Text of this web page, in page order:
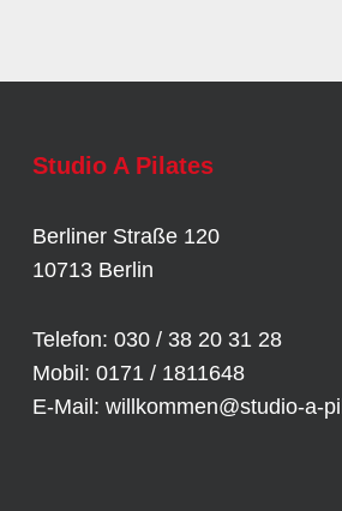
Studio A Pilates
Berliner Straße 120
10713 Berlin
Telefon: 030 / 38 20 31 28
Mobil: 0171 / 1811648
E-Mail: willkommen@studio-a-